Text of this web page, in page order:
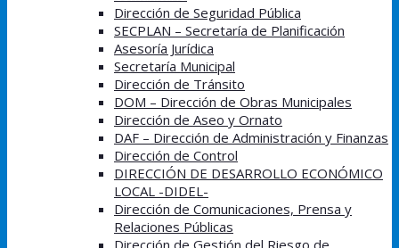
Dirección de Seguridad Pública
SECPLAN – Secretaría de Planificación
Asesoría Jurídica
Secretaría Municipal
Dirección de Tránsito
DOM – Dirección de Obras Municipales
Dirección de Aseo y Ornato
DAF – Dirección de Administración y Finanzas
Dirección de Control
DIRECCIÓN DE DESARROLLO ECONÓMICO
LOCAL -DIDEL-
Dirección de Comunicaciones, Prensa y
Relaciones Públicas
Dirección de Gestión del Riesgo de